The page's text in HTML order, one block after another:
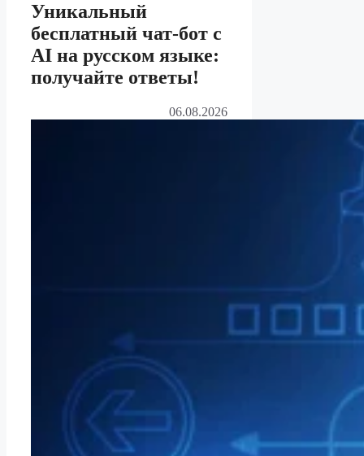
Уникальный
бесплатный чат-бот с
AI на русском языке:
получайте ответы!
06.08.2026